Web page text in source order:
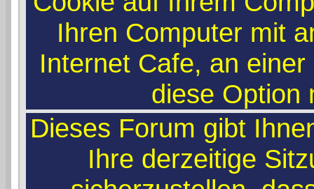
Ihren Computer mit
Internet Cafe, an
diese Option
Dieses Forum gibt
Ihre derzeitige